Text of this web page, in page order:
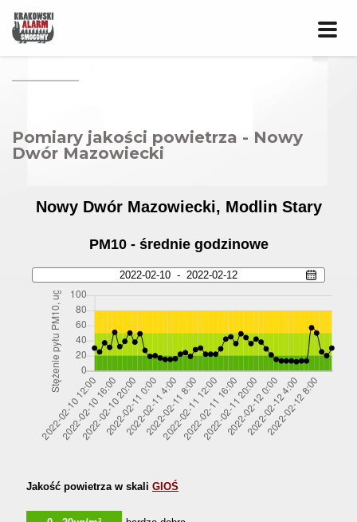
Pomiary jakości powietrza - Nowy
Dwór Mazowiecki